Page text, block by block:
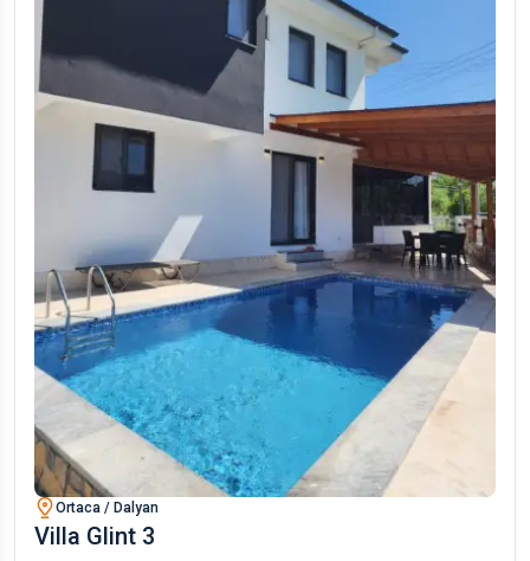
Ortaca / Dalyan
Villa Glint 3